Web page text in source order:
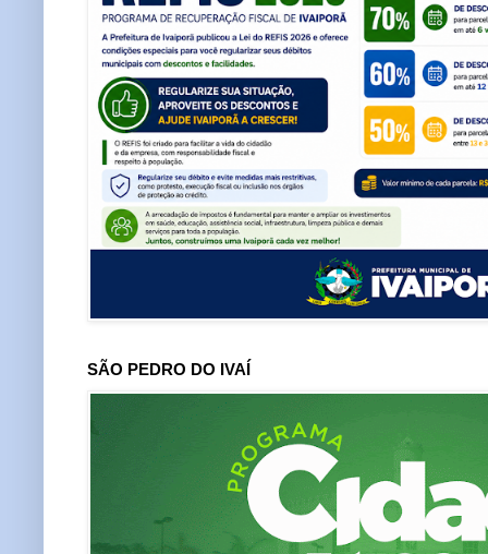
SÃO PEDRO DO IVAÍ